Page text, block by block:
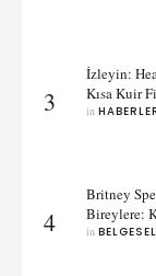
3
İzleyin:
Kısa Kuir
in
4
Britney
Bireylere:
in BELGESEL